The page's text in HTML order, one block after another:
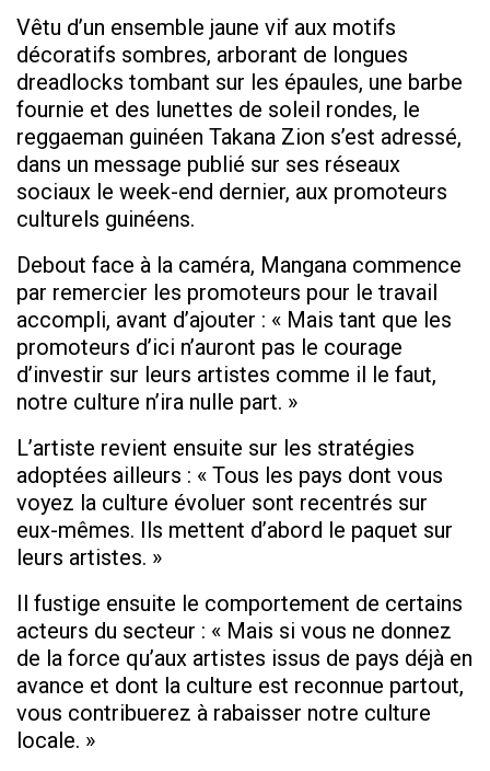
Vêtu d’un ensemble jaune vif aux motifs
décoratifs sombres, arborant de longues
dreadlocks tombant sur les épaules, une barbe
fournie et des lunettes de soleil rondes, le
reggaeman guinéen Takana Zion s’est adressé,
dans un message publié sur ses réseaux
sociaux le week-end dernier, aux promoteurs
culturels guinéens.
Debout face à la caméra, Mangana commence
par remercier les promoteurs pour le travail
accompli, avant d’ajouter : « Mais tant que les
promoteurs d’ici n’auront pas le courage
d’investir sur leurs artistes comme il le faut,
notre culture n’ira nulle part. »
L’artiste revient ensuite sur les stratégies
adoptées ailleurs : « Tous les pays dont vous
voyez la culture évoluer sont recentrés sur
eux-mêmes. Ils mettent d’abord le paquet sur
leurs artistes. »
Il fustige ensuite le comportement de certains
acteurs du secteur : « Mais si vous ne donnez
de la force qu’aux artistes issus de pays déjà en
avance et dont la culture est reconnue partout,
vous contribuerez à rabaisser notre culture
locale. »